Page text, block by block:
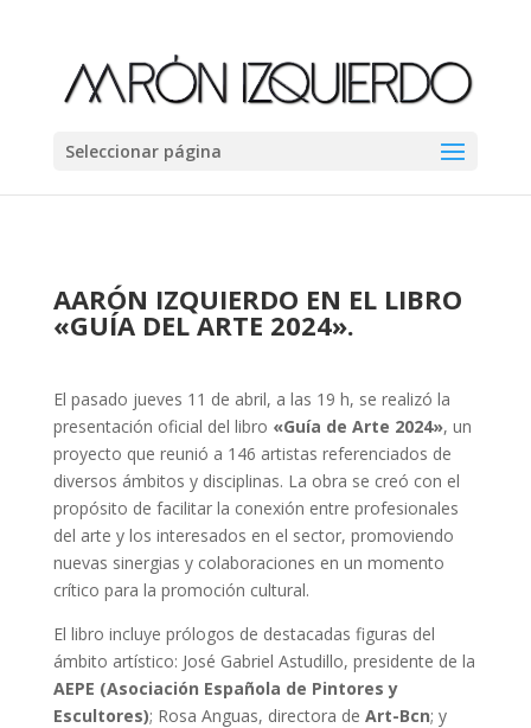
Seleccionar página
AARÓN IZQUIERDO EN EL LIBRO
«GUÍA DEL ARTE 2024».
El pasado jueves 11 de abril, a las 19 h, se realizó la
presentación oficial del libro «Guía de Arte 2024», un
proyecto que reunió a 146 artistas referenciados de
diversos ámbitos y disciplinas. La obra se creó con el
propósito de facilitar la conexión entre profesionales
del arte y los interesados en el sector, promoviendo
nuevas sinergias y colaboraciones en un momento
crítico para la promoción cultural.
El libro incluye prólogos de destacadas figuras del
ámbito artístico: José Gabriel Astudillo, presidente de la
AEPE (Asociación Española de Pintores y
Escultores); Rosa Anguas, directora de Art-Bcn; y